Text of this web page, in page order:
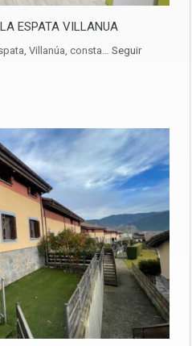
ESPATA VILLANUA
Villanúa, consta… Seguir